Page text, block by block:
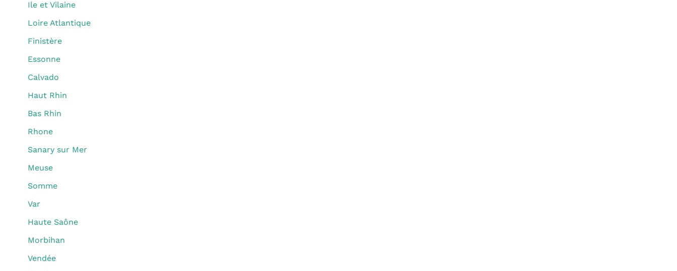
Ile et Vilaine
Loire Atlantique
Finistère
Essonne
Calvado
Haut Rhin
Bas Rhin
Rhone
Sanary sur Mer
Meuse
Somme
Var
Haute Saône
Morbihan
Vendée